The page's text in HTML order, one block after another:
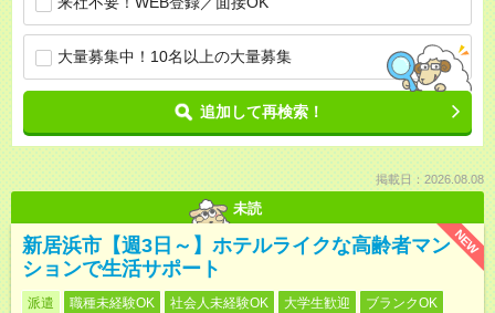
大量募集中！10名以上の大量募集
追加して再検索！
掲載日：2026.08.08
未読
NEW
新居浜市【週3日～】ホテルライクな高齢者マン
ションで生活サポート
派遣 職種未経験OK 社会人未経験OK 大学生歓迎 ブランクOK